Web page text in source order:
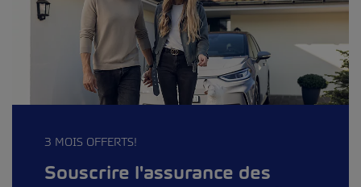
3 MOIS OFFERTS!
Souscrire l'assurance des